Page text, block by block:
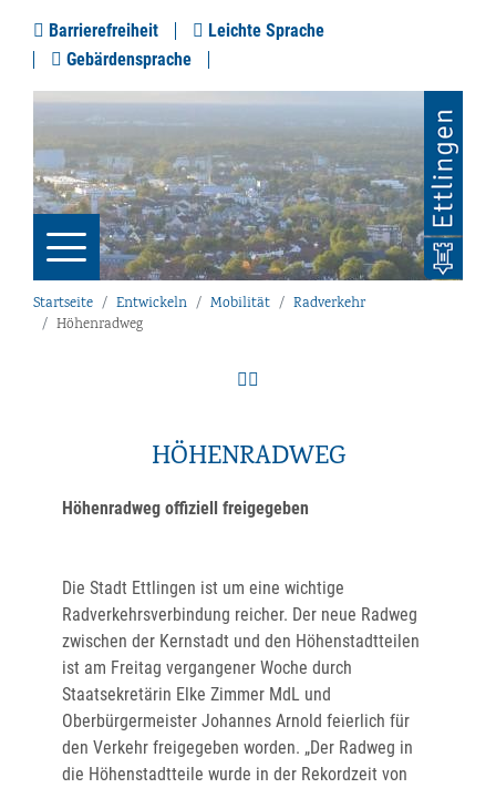
Barrierefreiheit
Leichte Sprache
Gebärdensprache
Startseite Entwickeln Mobilität
Radverkehr
Höhenradweg
HÖHENRADWEG
Höhenradweg offiziell freigegeben
Die Stadt Ettlingen ist um eine wichtige
Radverkehrsverbindung reicher. Der neue Radweg
zwischen der Kernstadt und den Höhenstadtteilen
ist am Freitag vergangener Woche durch
Staatsekretärin Elke Zimmer MdL und
Oberbürgermeister Johannes Arnold feierlich für
den Verkehr freigegeben worden. „Der Radweg in
die Höhenstadtteile wurde in der Rekordzeit von